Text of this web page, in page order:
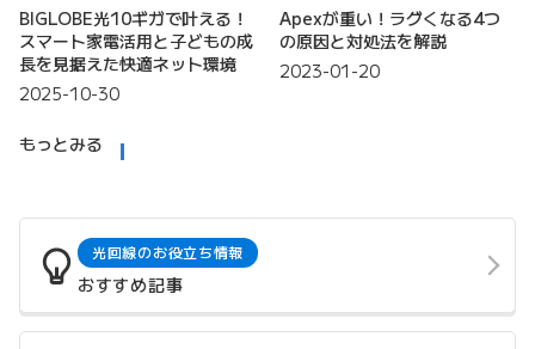
BIGLOBE光10ギガで叶える！
スマート家電活用と子どもの成
長を見据えた快適ネット環境
2025-10-30
Apexが重い！ラグくなる4つ
の原因と対処法を解説
2023-01-20
もっとみる
光回線のお役立ち情報
おすすめ記事